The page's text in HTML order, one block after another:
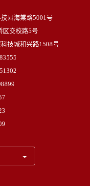
园海棠路5001号
区交校路5号
技城和兴路1508号